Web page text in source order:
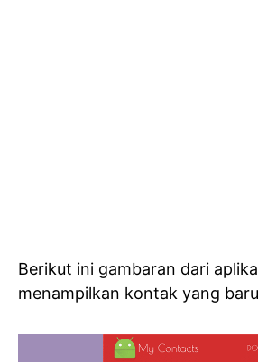
Berikut ini gambaran dari
menampilkan kontak yang